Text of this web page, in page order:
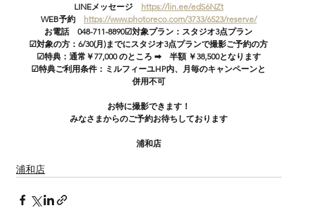
LINEメッセージ https://lin.ee/edS6NZt
WEB予約
https://www.photoreco.com/3733/6523/reserve/
お電話 048-711-8890☑対象プラン：スタジオ3点プラン
☑対象の方：6/30(月)までにスタジオ3点プランで撮影ご予約の方
☑特典：通常￥77,000 のところ ➡　半額 ￥38,500となります
☑特典ご利用条件：ミルフィーユHP内、月毎のキャンペーンと
併用不可
お特に撮影できます！
みなさまからのご予約お待ちしております
浦和店
浦和店